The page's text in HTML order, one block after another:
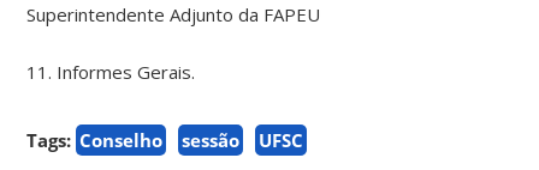
Superintendente Adjunto da FAPEU
11. Informes Gerais.
Tags: Conselho sessão UFSC